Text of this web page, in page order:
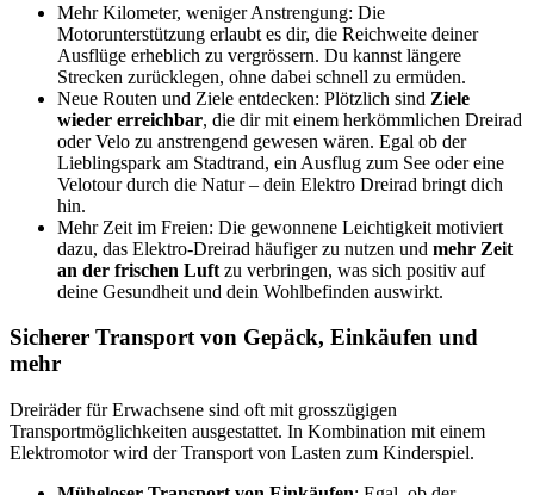
Mehr Kilometer, weniger Anstrengung: Die
Motorunterstützung erlaubt es dir, die Reichweite deiner
Ausflüge erheblich zu vergrössern. Du kannst längere
Strecken zurücklegen, ohne dabei schnell zu ermüden.
Neue Routen und Ziele entdecken: Plötzlich sind Ziele
wieder erreichbar, die dir mit einem herkömmlichen Dreirad
oder Velo zu anstrengend gewesen wären. Egal ob der
Lieblingspark am Stadtrand, ein Ausflug zum See oder eine
Velotour durch die Natur – dein Elektro Dreirad bringt dich
hin.
Mehr Zeit im Freien: Die gewonnene Leichtigkeit motiviert
dazu, das Elektro-Dreirad häufiger zu nutzen und mehr Zeit
an der frischen Luft zu verbringen, was sich positiv auf
deine Gesundheit und dein Wohlbefinden auswirkt.
Sicherer Transport von Gepäck, Einkäufen und
mehr
Dreiräder für Erwachsene sind oft mit grosszügigen
Transportmöglichkeiten ausgestattet. In Kombination mit einem
Elektromotor wird der Transport von Lasten zum Kinderspiel.